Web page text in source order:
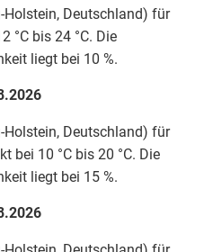
Deutschland) für
°C bis 24 °C. Die
liegt bei 10 %.
Deutschland) für
bei 10 °C bis 20 °C. Die
liegt bei 15 %.